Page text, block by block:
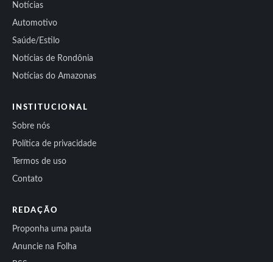
Notícias
Automotivo
Saúde/Estilo
Notícias de Rondônia
Notícias do Amazonas
INSTITUCIONAL
Sobre nós
Política de privacidade
Termos de uso
Contato
REDAÇÃO
Proponha uma pauta
Anuncie na Folha